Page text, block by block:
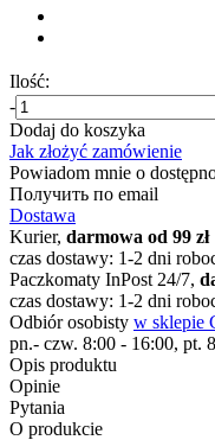
Ilość:
-
Dodaj do koszyka
Jak złożyć zamówienie
Powiadom mnie o
Получить по email
Dostawa
Kurier, darmowa od 99 zł
czas dostawy: 1-2 dni
Paczkomaty InPost 24/7,
czas dostawy: 1-2 dni
Odbiór osobisty w sklepie
pn.- czw. 8:00 - 16:00, pt.
Opis produktu
Opinie
Pytania
O produkcie